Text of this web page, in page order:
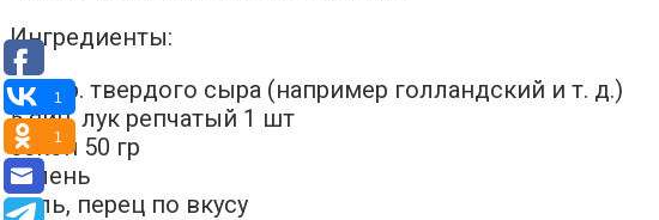
Ингредиенты:
250 гр. твердого сыра (например голландский и т. д.)
5 яиц, лук репчатый 1 шт
бекон 50 гр
зелень
соль, перец по вкусу
1
1